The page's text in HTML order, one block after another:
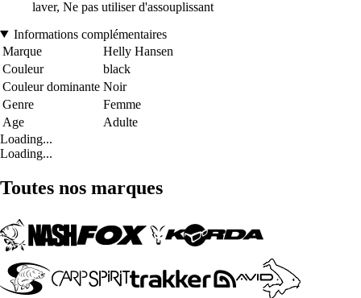
laver, Ne pas utiliser d'assouplissant
Informations complémentaires
Marque
Helly Hansen
Couleur
black
Couleur dominante Noir
Genre
Femme
Age
Adulte
Loading...
Loading...
Toutes nos marques